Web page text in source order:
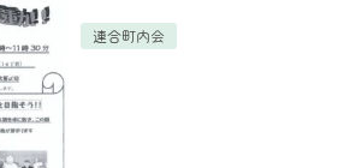
連合町内会